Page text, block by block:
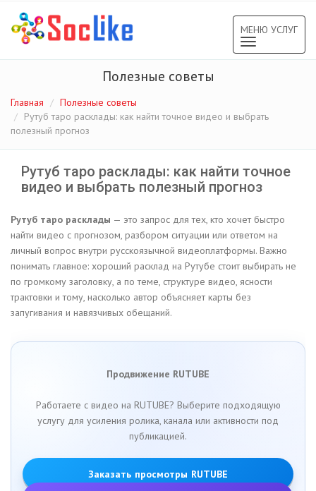
МЕНЮ УСЛУГ
navigation
Полезные советы
Главная
Полезные советы
Рутуб таро расклады: как найти точное видео и выбрать
полезный прогноз
Рутуб таро расклады: как найти точное
видео и выбрать полезный прогноз
Рутуб таро расклады — это запрос для тех, кто хочет быстро
найти видео с прогнозом, разбором ситуации или ответом на
личный вопрос внутри русскоязычной видеоплатформы. Важно
понимать главное: хороший расклад на Рутубе стоит выбирать не
по громкому заголовку, а по теме, структуре видео, ясности
трактовки и тому, насколько автор объясняет карты без
запугивания и навязчивых обещаний.
Продвижение RUTUBE
Работаете с видео на RUTUBE? Выберите подходящую
услугу для усиления ролика, канала или активности под
публикацией.
Заказать просмотры RUTUBE